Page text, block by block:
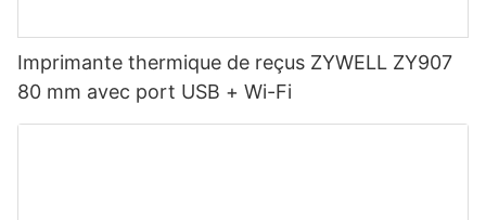
Imprimante thermique de reçus ZYWELL ZY907
80 mm avec port USB + Wi-Fi